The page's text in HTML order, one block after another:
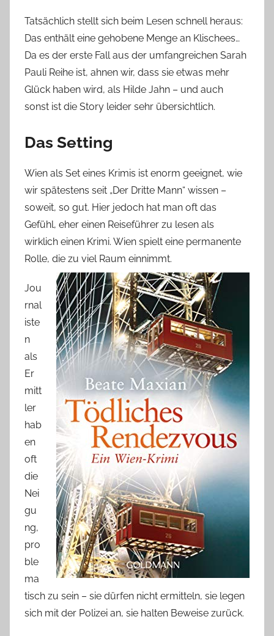
Tatsächlich stellt sich beim Lesen schnell heraus:
Das enthält eine gehobene Menge an Klischees…
Da es der erste Fall aus der umfangreichen Sarah
Pauli Reihe ist, ahnen wir, dass sie etwas mehr
Glück haben wird, als Hilde Jahn – und auch
sonst ist die Story leider sehr übersichtlich.
Das Setting
Wien als Set eines Krimis ist enorm geeignet, wie
wir spätestens seit „Der Dritte Mann“ wissen –
soweit, so gut. Hier jedoch hat man oft das
Gefühl, eher einen Reiseführer zu lesen als
wirklich einen Krimi. Wien spielt eine permanente
Rolle, die zu viel Raum einnimmt.
Jou
rnal
iste
n
als
Er
mitt
ler
hab
en
oft
die
Nei
gu
ng,
pro
ble
ma
tisch zu sein – sie dürfen nicht ermitteln, sie legen
sich mit der Polizei an, sie halten Beweise zurück.